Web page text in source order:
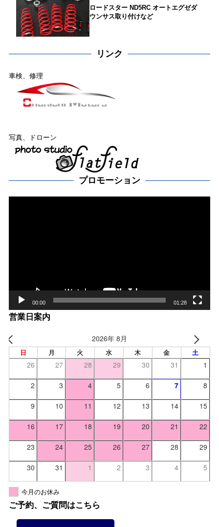
ロードスター ND5RC オートエグゼダ
ウンサス取り付けなど
リンク
車検、修理
写真、ドローン
プロモーション
00:00 01:28
営業日案内
2026年 8月
日 月 火 水 木 金 土
26 27 28 29 30 31 1
2 3 4 5 6 7 8
9 10 11 12 13 14 15
16 17 18 19 20 21 22
23 24 25 26 27 28 29
30 31 1 2 3 4 5
今月のお休み
ご予約、ご質問はこちら